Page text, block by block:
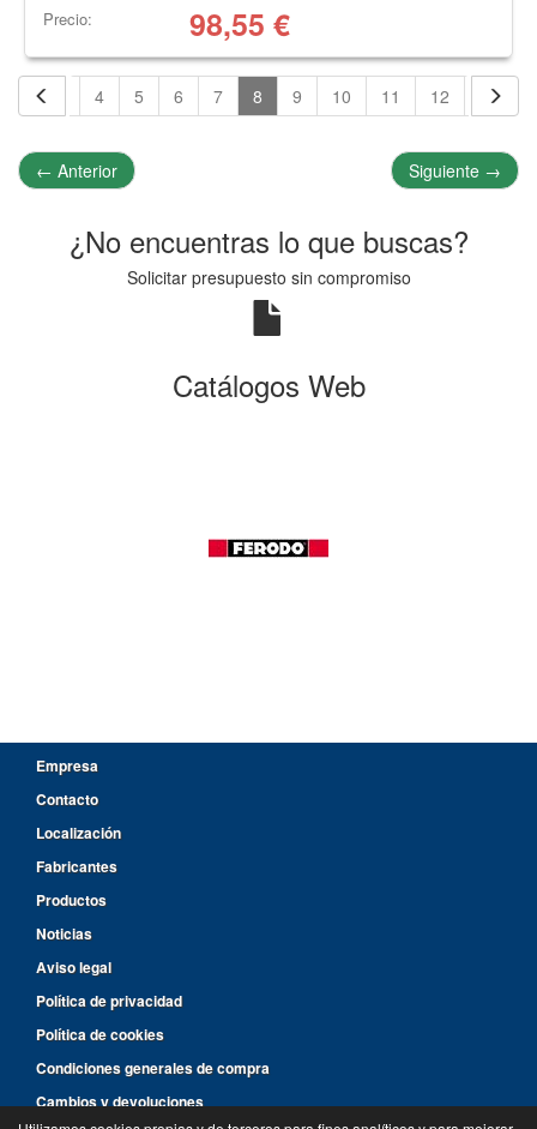
Precio: 98,55 €
4 5 6 7 8 9 10 11 12 13
← Anterior Siguiente →
¿No encuentras lo que buscas?
Solicitar presupuesto sin compromiso
Catálogos Web
Empresa
Contacto
Localización
Fabricantes
Productos
Noticias
Aviso legal
Política de privacidad
Política de cookies
Condiciones generales de compra
Cambios y devoluciones